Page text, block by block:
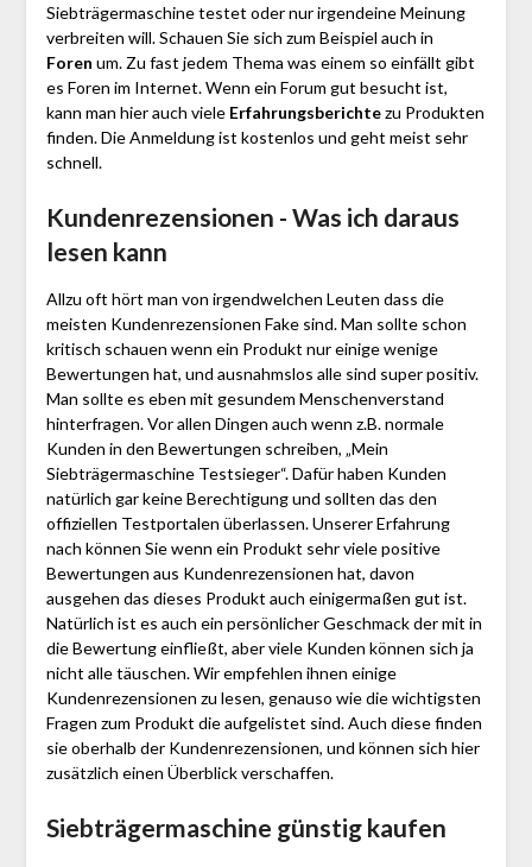
Siebträgermaschine testet oder nur irgendeine Meinung
verbreiten will. Schauen Sie sich zum Beispiel auch in
Foren um. Zu fast jedem Thema was einem so einfällt gibt
es Foren im Internet. Wenn ein Forum gut besucht ist,
kann man hier auch viele Erfahrungsberichtezu Produkten
finden. Die Anmeldung ist kostenlos und geht meist sehr
schnell.
Kundenrezensionen - Was ich daraus
lesen kann
Allzu oft hört man von irgendwelchen Leuten dass die
meisten Kundenrezensionen Fake sind. Man sollte schon
kritisch schauen wenn ein Produkt nur einige wenige
Bewertungen hat, und ausnahmslos alle sind super positiv.
Man sollte es eben mit gesundem Menschenverstand
hinterfragen. Vor allen Dingen auch wenn z.B. normale
Kunden in den Bewertungen schreiben, „Mein
Siebträgermaschine Testsieger“. Dafür haben Kunden
natürlich gar keine Berechtigung und sollten das den
offiziellen Testportalen überlassen. Unserer Erfahrung
nach können Sie wenn ein Produkt sehr viele positive
Bewertungen aus Kundenrezensionen hat, davon
ausgehen das dieses Produkt auch einigermaßen gut ist.
Natürlich ist es auch ein persönlicher Geschmack der mit in
die Bewertung einfließt, aber viele Kunden können sich ja
nicht alle täuschen. Wir empfehlen ihnen einige
Kundenrezensionen zu lesen, genauso wie die wichtigsten
Fragen zum Produkt die aufgelistet sind. Auch diese finden
sie oberhalb der Kundenrezensionen, und können sich hier
zusätzlich einen Überblick verschaffen.
Siebträgermaschine günstig kaufen